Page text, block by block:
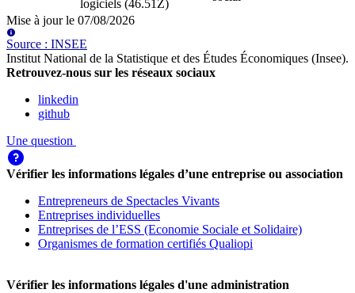
logiciels (46.51Z)
Mise à jour le 07/08/2026
Source : INSEE
Institut National de la Statistique et des Études Économiques (Insee).
Retrouvez-nous sur les réseaux sociaux
linkedin
github
Une question
Vérifier les informations légales d’une entreprise ou association
Entrepreneurs de Spectacles Vivants
Entreprises individuelles
Entreprises de l’ESS (Economie Sociale et Solidaire)
Organismes de formation certifiés Qualiopi
Vérifier les informations légales d'une administration